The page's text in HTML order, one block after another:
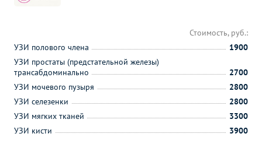
Стоимость, руб.:
УЗИ полового члена
1900
УЗИ простаты (предстательной железы)
трансабдоминально
2700
УЗИ мочевого пузыря
2800
УЗИ селезенки
2800
УЗИ мягких тканей
3300
УЗИ кисти
3900